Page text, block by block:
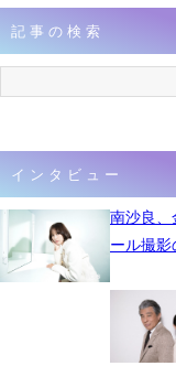
記事の検索
インタビュー
南沙良
ール撮影